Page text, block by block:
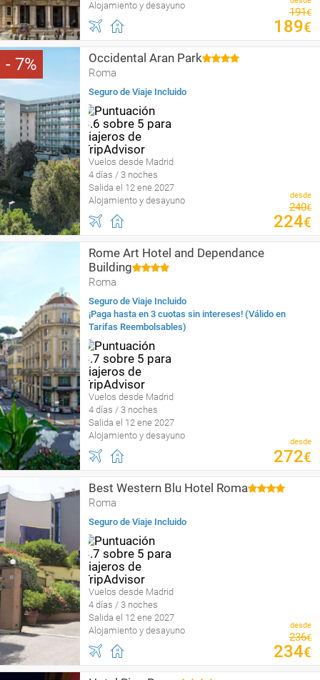
Alojamiento y desayuno
191€
189€
7 Occidental Aran Park
Roma
Seguro de Viaje Incluido
Vuelos desde Madrid
4 días / 3 noches
Salida el 12 ene 2027
Alojamiento y desayuno
desde
240€
224€
Rome Art Hotel and Dependance
Building
Roma
Seguro de Viaje Incluido
¡Paga hasta en 3 cuotas sin intereses! (Válido en
Tarifas Reembolsables)
Vuelos desde Madrid
4 días / 3 noches
Salida el 12 ene 2027
Alojamiento y desayuno
desde
272€
Best Western Blu Hotel Roma
Roma
Seguro de Viaje Incluido
Vuelos desde Madrid
4 días / 3 noches
Salida el 12 ene 2027
Alojamiento y desayuno
desde
236€
234€